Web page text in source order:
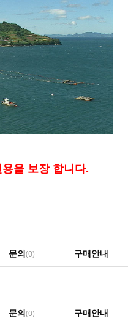
을 보장 합니다.
문의(0) 구매안내
문의(0) 구매안내